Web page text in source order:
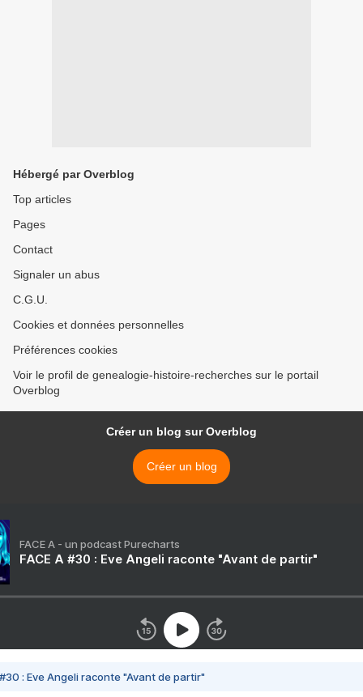
Hébergé par Overblog
Top articles
Pages
Contact
Signaler un abus
C.G.U.
Cookies et données personnelles
Préférences cookies
Voir le profil de genealogie-histoire-recherches sur le portail
Overblog
Créer un blog sur Overblog
Créer un blog
FACE A - un podcast Purecharts
FACE A #30 : Eve Angeli raconte "Avant de partir"
#30 : Eve Angeli raconte "Avant de partir"